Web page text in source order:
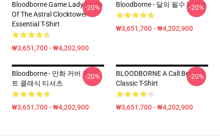
Bloodborne Game Lady Maria
Of The Astral Clocktower
Essential T-Shirt
₩3,651,700 - ₩4,202,900
-20% Bloodborne - 달의 필수 티셔츠
₩3,651,700 - ₩4,202,900
-20%
Bloodborne - 만화 커버 팬 아
트 클래식 티셔츠
₩3,651,700 - ₩4,202,900
-20%
BLOODBORNE A Call Beyond
Classic T-Shirt
₩3,651,700 - ₩4,202,900
-20%